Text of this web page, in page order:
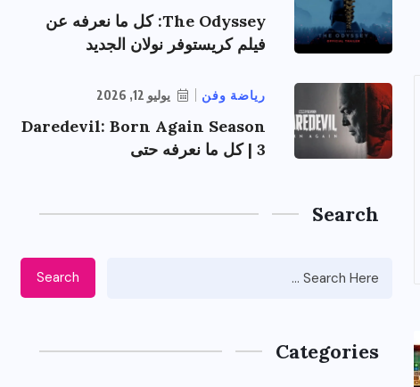
The Odyssey: كل ما نعرفه عن
فيلم كريستوفر نولان الجديد
رياضة وفن يوليو 12, 2026
Daredevil: Born Again Season
3 | كل ما نعرفه حتى
Search
Search
Categories